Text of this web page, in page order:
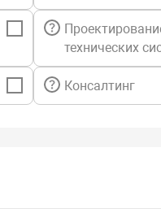
технических
Консалтинг